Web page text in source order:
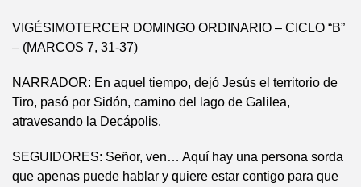
VIGÉSIMOTERCER DOMINGO ORDINARIO – CICLO “B”
– (MARCOS 7, 31-37)
NARRADOR: En aquel tiempo, dejó Jesús el territorio de
Tiro, pasó por Sidón, camino del lago de Galilea,
atravesando la Decápolis.
SEGUIDORES: Señor, ven… Aquí hay una persona sorda
que apenas puede hablar y quiere estar contigo para que